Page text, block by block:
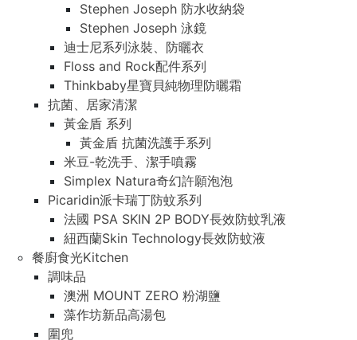
Stephen Joseph 防水收納袋
Stephen Joseph 泳鏡
迪士尼系列泳裝、防曬衣
Floss and Rock配件系列
Thinkbaby星寶貝純物理防曬霜
抗菌、居家清潔
黃金盾 系列
黃金盾 抗菌洗護手系列
米豆-乾洗手、潔手噴霧
Simplex Natura奇幻許願泡泡
Picaridin派卡瑞丁防蚊系列
法國 PSA SKIN 2P BODY長效防蚊乳液
紐西蘭Skin Technology長效防蚊液
餐廚食光Kitchen
調味品
澳洲 MOUNT ZERO 粉湖鹽
藻作坊新品高湯包
圍兜